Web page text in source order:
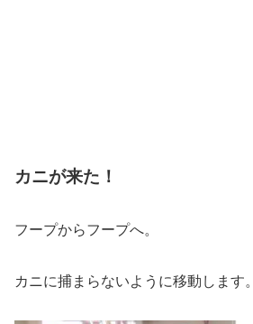
カニが来た！
フープからフープへ。
カニに捕まらないように移動します。